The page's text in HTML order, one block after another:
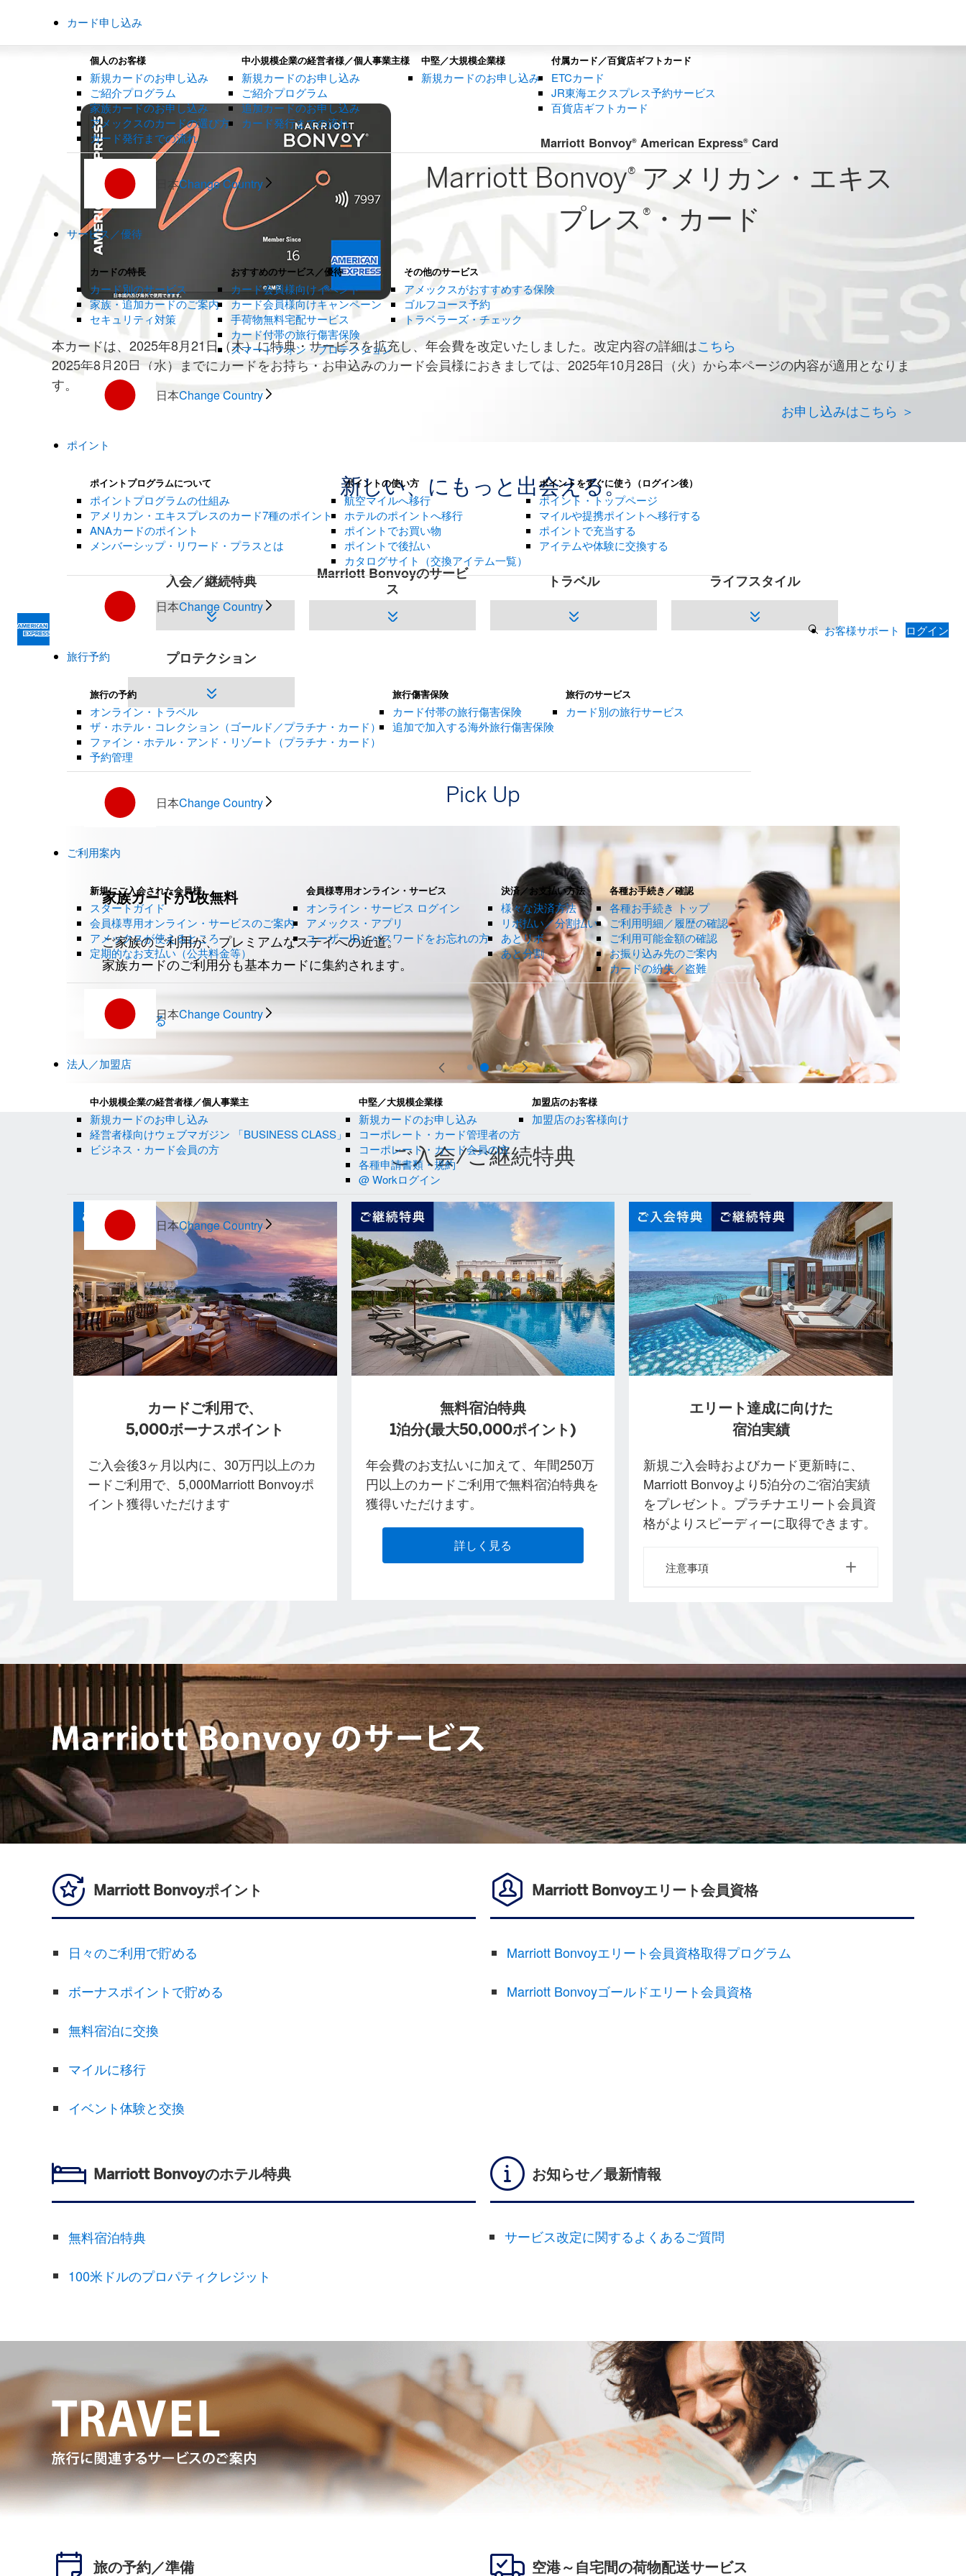
カード申し込み
個人のお客様
新規カードのお申し込み
ご紹介プログラム
家族カードのお申し込み
アメックスのカードの選び方
カード発行までの流れ
中小規模企業の経営者様／個人事業主様
新規カードのお申し込み
ご紹介プログラム
追加カードのお申し込み
カード発行までの流れ
中堅／大規模企業様
新規カードのお申し込み
付属カード／百貨店ギフトカード
ETCカード
JR東海エクスプレス予約サービス
百貨店ギフトカード
日本Change Country
サービス／優待
カードの特長
カード別のサービス
家族・追加カードのご案内
セキュリティ対策
おすすめのサービス／優待
カード会員様向けイベント
カード会員様向けキャンペーン
手荷物無料宅配サービス
カード付帯の旅行傷害保険
スマートフォン・プロテクション
その他のサービス
アメックスがおすすめする保険
ゴルフコース予約
トラベラーズ・チェック
日本Change Country
ポイント
ポイントプログラムについて
ポイントプログラムの仕組み
アメリカン・エキスプレスのカード7種のポイント
ANAカードのポイント
メンバーシップ・リワード・プラスとは
ポイントの使い方
航空マイルへ移行
ホテルのポイントへ移行
ポイントでお買い物
ポイントで後払い
カタログサイト（交換アイテム一覧）
ポイントをすぐに使う（ログイン後）
ポイント・トップページ
マイルや提携ポイントへ移行する
ポイントで充当する
アイテムや体験に交換する
日本Change Country
旅行予約
旅行の予約
オンライン・トラベル
ザ・ホテル・コレクション（ゴールド／プラチナ・カード）
ファイン・ホテル・アンド・リゾート（プラチナ・カード）
予約管理
旅行傷害保険
カード付帯の旅行傷害保険
追加で加入する海外旅行傷害保険
旅行のサービス
カード別の旅行サービス
日本Change Country
ご利用案内
新規にご入会された会員様
スタートガイド
会員様専用オンライン・サービスのご案内
アメックスが使えるところ
定期的なお支払い（公共料金等）
会員様専用オンライン・サービス
オンライン・サービス ログイン
アメックス・アプリ
ユーザーID／パスワードをお忘れの方
決済／お支払い方法
様々な決済方法
リボ払い／分割払い
あとリボ
あと分割
各種お手続き／確認
各種お手続き トップ
ご利用明細／履歴の確認
ご利用可能金額の確認
お振り込み先のご案内
カードの紛失／盗難
日本Change Country
法人／加盟店
中小規模企業の経営者様／個人事業主
新規カードのお申し込み
経営者様向けウェブマガジン 「BUSINESS CLASS」
ビジネス・カード会員の方
中堅／大規模企業様
新規カードのお申し込み
コーポレート・カード管理者の方
コーポレート・カード会員の方
各種申請書類・規約
@ Workログイン
加盟店のお客様
加盟店のお客様向け
日本Change Country
Search Button
お客様サポート ログイン
Marriott Bonvoy® American Express® Card
Marriott Bonvoy® アメリカン・エキス
プレス ®・カード
本カードは、2025年8月21日（木）に特典・サービスを拡充し、年会費を改定いたしました。改定内容の詳細はこちら
2025年8月20日（水）までにカードをお持ち・お申込みのカード会員様におきましては、2025年10月28日（火）から本ページの内容が適用となりま
す。
お申し込みはこちら ＞
新しい、にもっと出会える。
入会／継続特典
Marriott Bonvoyのサービ
ス
トラベル ライフスタイル
プロテクション
Pick Up
Carousel
家族カードが1枚無料
ご家族のご利用が、プレミアムなステイへの近道。
家族カードのご利用分も基本カードに集約されます。
詳しく見る
ご入会/ご継続特典
カードご利用で、
5,000ボーナスポイント
ご入会後3ヶ月以内に、30万円以上のカ
ードご利用で、5,000Marriott Bonvoyポ
イント獲得いただけます
無料宿泊特典
1泊分(最大50,000ポイント)
年会費のお支払いに加えて、年間250万
円以上のカードご利用で無料宿泊特典を
獲得いただけます。
詳しく見る
エリート達成に向けた
宿泊実績
新規ご入会時およびカード更新時に、
Marriott Bonvoyより5泊分のご宿泊実績
をプレゼント。プラチナエリート会員資
格がよりスピーディーに取得できます。
注意事項
Marriott Bonvoyポイント
日々のご利用で貯める
ボーナスポイントで貯める
無料宿泊に交換
マイルに移行
イベント体験と交換
Marriott Bonvoyエリート会員資格
Marriott Bonvoyエリート会員資格取得プログラム
Marriott Bonvoyゴールドエリート会員資格
Marriott Bonvoyのホテル特典
無料宿泊特典
100米ドルのプロパティクレジット
お知らせ／最新情報
サービス改定に関するよくあるご質問
旅の予約／準備 空港～自宅間の荷物配送サービス